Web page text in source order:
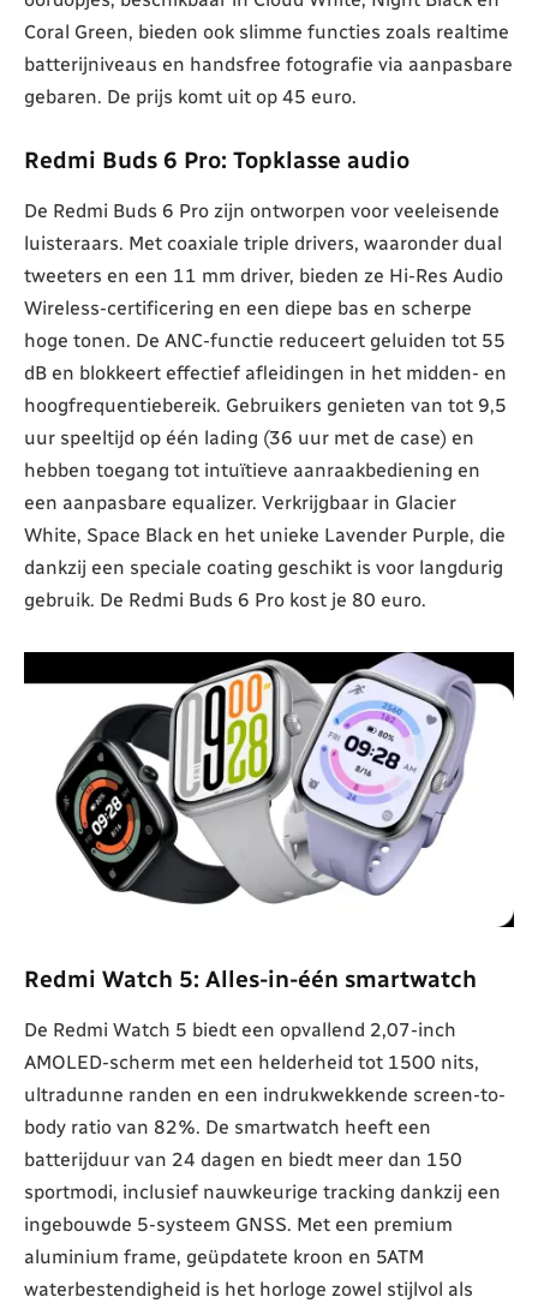
Coral Green, bieden ook slimme functies zoals realtime
batterijniveaus en handsfree fotografie via aanpasbare
gebaren. De prijs komt uit op 45 euro.
Redmi Buds 6 Pro: Topklasse audio
De Redmi Buds 6 Pro zijn ontworpen voor veeleisende
luisteraars. Met coaxiale triple drivers, waaronder dual
tweeters en een 11 mm driver, bieden ze Hi-Res Audio
Wireless-certificering en een diepe bas en scherpe
hoge tonen. De ANC-functie reduceert geluiden tot 55
dB en blokkeert effectief afleidingen in het midden- en
hoogfrequentiebereik. Gebruikers genieten van tot 9,5
uur speeltijd op één lading (36 uur met de case) en
hebben toegang tot intuïtieve aanraakbediening en
een aanpasbare equalizer. Verkrijgbaar in Glacier
White, Space Black en het unieke Lavender Purple, die
dankzij een speciale coating geschikt is voor langdurig
gebruik. De Redmi Buds 6 Pro kost je 80 euro.
Redmi Watch 5: Alles-in-één smartwatch
De Redmi Watch 5 biedt een opvallend 2,07-inch
AMOLED-scherm met een helderheid tot 1500 nits,
ultradunne randen en een indrukwekkende screen-to-
body ratio van 82%. De smartwatch heeft een
batterijduur van 24 dagen en biedt meer dan 150
sportmodi, inclusief nauwkeurige tracking dankzij een
ingebouwde 5-systeem GNSS. Met een premium
aluminium frame, geüpdatete kroon en 5ATM
waterbestendigheid is het horloge zowel stijlvol als